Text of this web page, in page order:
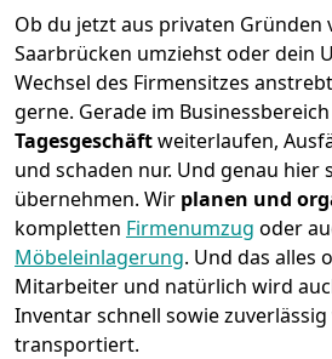
Ob du jetzt aus privaten Gründen
Saarbrücken umziehst oder dein
Wechsel des Firmensitzes
gerne. Gerade im
Tagesgeschäftweiterlaufen,
und schaden nur. Und genau hier
übernehmen. Wir planen und
kompletten Firmenumzug oder
Möbeleinlagerung. Und das alles
Mitarbeiter und natürlich wird
Inventar schnell sowie zuverlässig
transportiert.